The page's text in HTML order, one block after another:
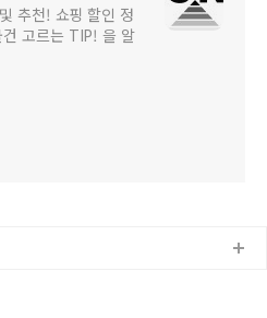
추천! 쇼핑 할인 정
고르는 TIP! 을 알